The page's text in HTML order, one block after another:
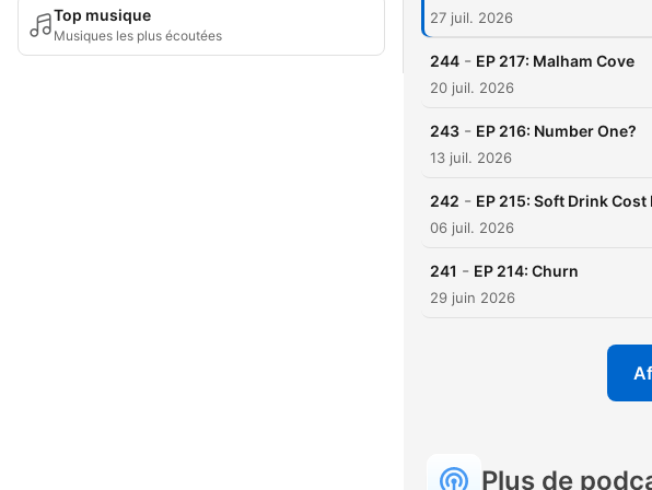
Top musique
Musiques les plus écoutées
27 juil. 2026
244 - EP 217: Malham Cove
20 juil. 2026
243 - EP 216: Number One?
13 juil. 2026
242 - EP 215: Soft Drink Cost
06 juil. 2026
241 - EP 214: Churn
29 juin 2026
Plus de